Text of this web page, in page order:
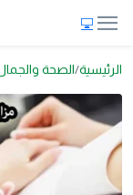
الرئيسية الصحة